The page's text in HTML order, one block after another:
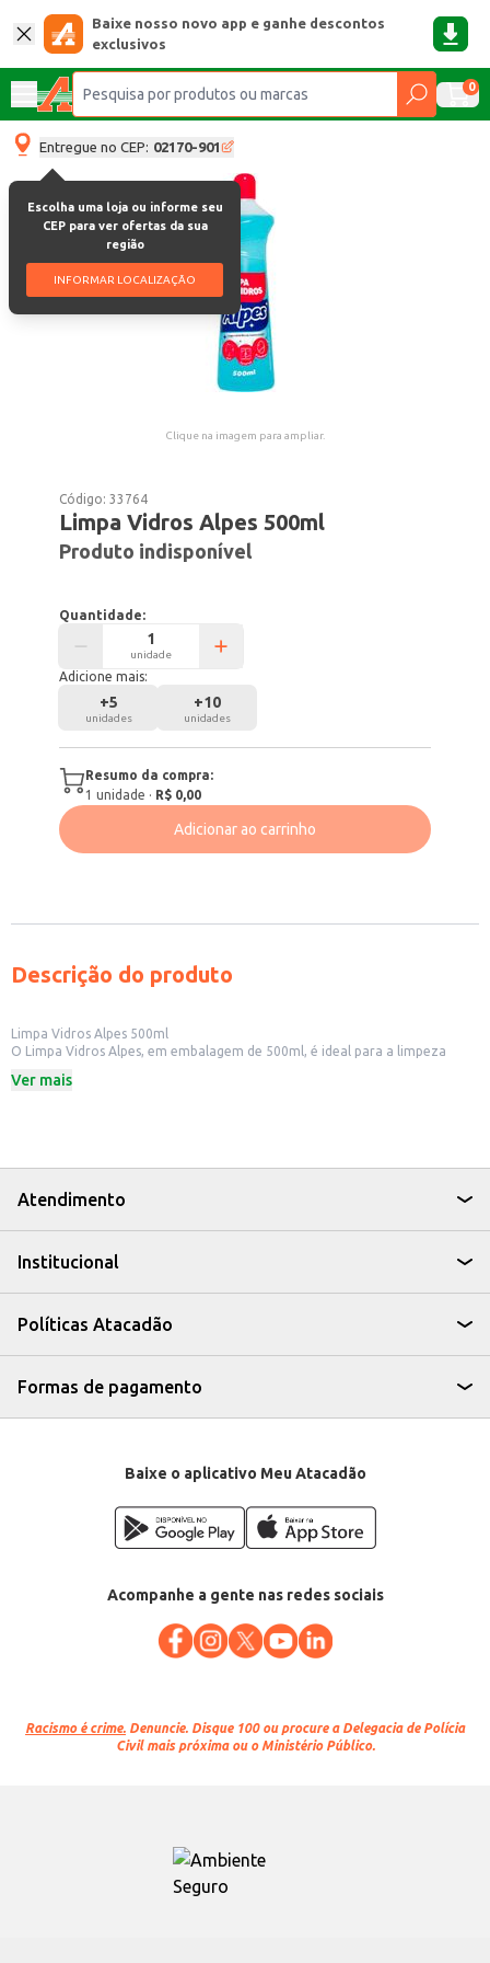
Baixe nosso novo app e ganhe descontos
exclusivos
0
Entregue no CEP: 02170-901
Escolha uma loja ou informe seu
CEP para ver ofertas da sua
região
INFORMAR LOCALIZAÇÃO
Clique na imagem para ampliar.
Código:33764
Limpa Vidros Alpes 500ml
Produto indisponível
Quantidade:
unidade
Adicione mais:
+5
unidades
+10
unidades
Resumo da compra:
1 unidade · R$ 0,00
Adicionar ao carrinho
Descrição do produto
Limpa Vidros Alpes 500ml
O Limpa Vidros Alpes, em embalagem de 500ml, é ideal para a limpeza
sujeiras, manchas e marcas, proporcionando superfícies limpas e com
Espalhe com um pano limpo e seco.
Remova o excesso e seque para um resultado sem manchas.
Com o Limpa Vidros Alpes, você garante a limpeza e o cuidado que seus
Ver mais
Atendimento
Institucional
Políticas Atacadão
Formas de pagamento
Baixe o aplicativo Meu Atacadão
Acompanhe a gente nas redes sociais
Racismo é crime. Denuncie. Disque 100 ou procure a Delegacia de Polícia
Civil mais próxima ou o Ministério Público.